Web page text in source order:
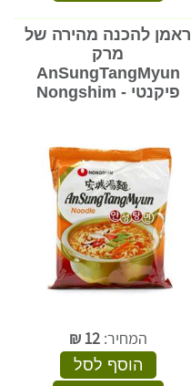
ראמן להכנה מהירה של
מרק
AnSungTangMyun
פיקנטי - Nongshim
המחיר:12
₪
הוסף לסל